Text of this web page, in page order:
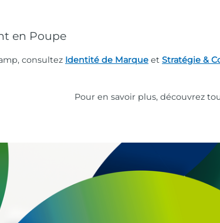
en Poupe
consultez Identité de Marque et Stratégie &
Pour en savoir plus, découvrez